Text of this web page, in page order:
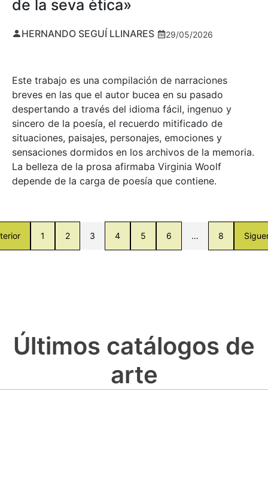
de la seva ètica»
HERNANDO SEGUÍ LLINARES 29/05/2026
Este trabajo es una compilación de narraciones
breves en las que el autor bucea en su pasado
despertando a través del idioma fácil, ingenuo y
sincero de la poesía, el recuerdo mitificado de
situaciones, paisajes, personajes, emociones y
sensaciones dormidos en los archivos de la memoria.
La belleza de la prosa afirmaba Virginia Woolf
depende de la carga de poesía que contiene.
1 2 3 4 5 6 … 8
Últimos catálogos de
arte